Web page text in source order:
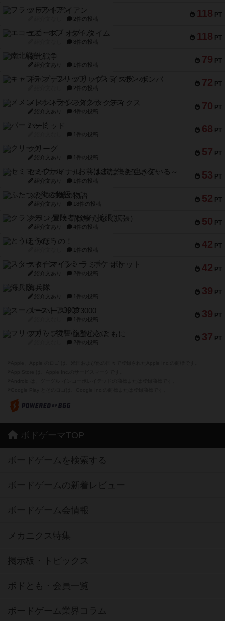
118 PT
フラットアイアン
2件の投稿
118 PT
エコーズ・オブ・タイム
8件の投稿
79 PT
南北戦争
紹介文あり 1件の投稿
72 PT
キャプテン・フリップ：イスラ・ボンバ
2件の投稿
70 PT
メメントオンラインタクティクス
紹介文あり 4件の投稿
68 PT
パーミッド
1件の投稿
57 PT
クリーグ
紹介文あり 1件の投稿
53 PT
セミファイナル ～お前はまだ生きている～
紹介文あり 1件の投稿
52 PT
ふたつの街の物語
紹介文あり 18件の投稿
50 PT
クランク! ：冒険者たち（拡張）
紹介文あり 4件の投稿
42 PT
とうほうの！
1件の投稿
42 PT
スターマイン・ラミー ポケット
紹介文あり 2件の投稿
39 PT
海兵隊
紹介文あり 1件の投稿
39 PT
スーパーストア3000
1件の投稿
37 PT
フリップ７：復讐心とともに
2件の投稿
ボドゲーマTOP
ボードゲームを検索する
ボードゲームの新着レビュー
ボードゲーム会情報
メカニクス特集
掲示板・トピックス
ボドとも・会員一覧
ボードゲーム業界コラム